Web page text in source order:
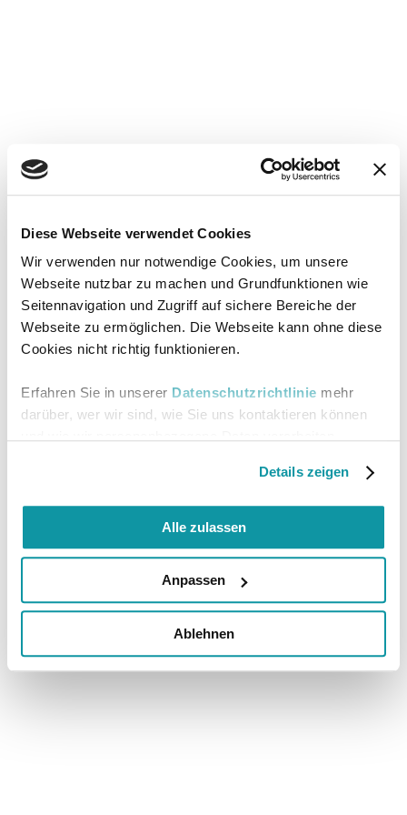
Diese Webseite verwendet Cookies
Wir verwenden nur notwendige Cookies, um unsere
Webseite nutzbar zu machen und Grundfunktionen wie
Seitennavigation und Zugriff auf sichere Bereiche der
Webseite zu ermöglichen. Die Webseite kann ohne diese
Cookies nicht richtig funktionieren.
Erfahren Sie in unserer Datenschutzrichtlinie mehr
darüber, wer wir sind, wie Sie uns kontaktieren können
Details zeigen
Alle zulassen
Anpassen
Ablehnen